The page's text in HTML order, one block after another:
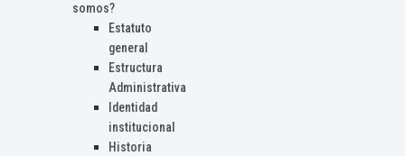
somos?
Estatuto
general
Estructura
Administrativa
Identidad
institucional
Historia